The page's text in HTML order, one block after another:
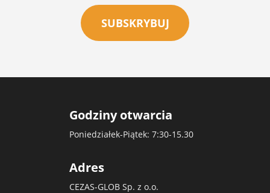
SUBSKRYBUJ
Godziny otwarcia
Poniedziałek-Piątek: 7:30-15.30
Adres
CEZAS-GLOB Sp. z o.o.